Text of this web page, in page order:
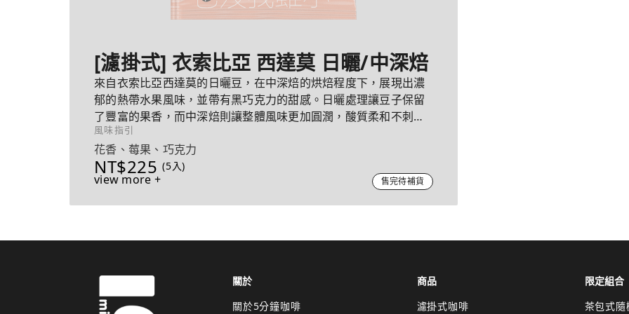
[濾掛式] 衣索比亞 西達莫 日曬/中深焙
來自衣索比亞西達莫的日曬豆，在中深焙的烘焙程度下，展現出濃
郁的熱帶水果風味，並帶有黑巧克力的甜感。日曬處理讓豆子保留
了豐富的果香，而中深焙則讓整體風味更加圓潤，酸質柔和不刺
激，帶來極佳的平衡感。
風味指引
花香、莓果、巧克力
NT$225 (5入)
view more + 售完待補貨
關於
關於5分鐘咖啡
商品
濾掛式咖啡
限定組合
茶包式隨